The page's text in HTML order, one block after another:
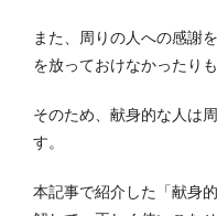
また、周りの人への感謝
を放っておけなかったりも
そのため、献身的な人は
す。
本記事で紹介した「献身